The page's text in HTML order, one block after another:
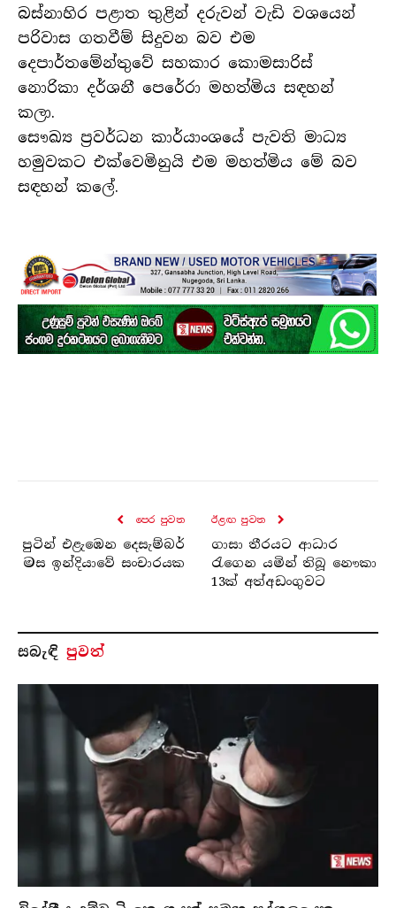
බස්නාහිර පළාත තුළින් දරුවන් වැඩි වශයෙන්
පරිවාස ගතවීම් සිදුවන බව එම
දෙපාර්තමේන්තුවේ සහකාර කොමසාරිස්
නොරිකා දර්ශනී පෙරේරා මහත්මිය සඳහන්
කලා.
සෞඛ්‍ය ප්‍රවර්ධන කාර්යාංශයේ පැවති මාධ්‍ය
හමුවකට එක්වෙමිනුයි එම මහත්මිය මේ බව
සඳහන් කලේ.
පෙර පුව​ත
පුටින් එළැඹෙන දෙසැම්බර්
මස ඉන්දියාවේ සංචාරයක
ඊළඟ පුව​ත
ගාසා තීරයට ආධාර
රැගෙන යමින් තිබූ නෞකා
13ක් අත්අඩංගුවට
සබැ​ඳි පුවත්